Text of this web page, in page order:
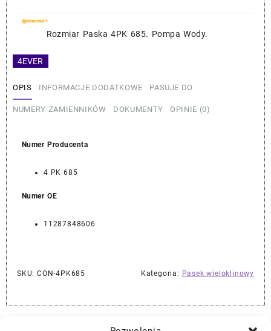
4EVER
Wieloklinowy
11287848606
Rozmiar Paska 4PK 685. Pompa Wody.
OPIS INFORMACJE DODATKOWE PASUJE DO
NUMERY ZAMIENNIKÓW DOKUMENTY OPINIE (0)
Numer Producenta
4 PK 685
Numer OE
11287848606
SKU: CON-4PK685 Kategoria: Pasek wieloklinowy
Najlepszej Jakości Części Samochodowe z Gwarancją Dożywotnią!*